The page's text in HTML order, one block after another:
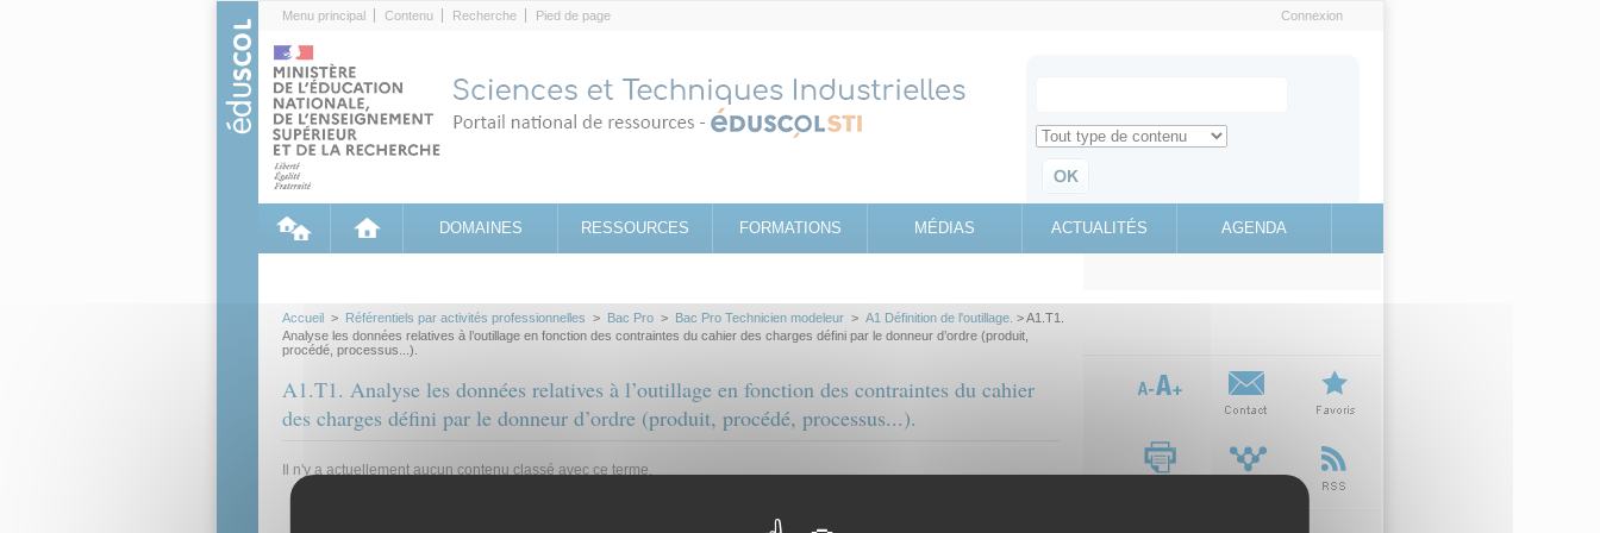
Menu principal Contenu Recherche Pied de page Connexion
Search for
Retrouvez toute l'information sur le site education.gouv.fr
DOMAINES RESSOURCES FORMATIONS MÉDIAS ACTUALITÉS AGENDA
Accueil > Référentiels par activités professionnelles > Bac Pro > Bac Pro Technicien modeleur > A1 Définition de l'outillage. > A1.T1.
Analyse les données relatives à l’outillage en fonction des contraintes du cahier des charges défini par le donneur d’ordre (produit,
procédé, processus...).
A1.T1. Analyse les données relatives à l’outillage en fonction des contraintes du cahier
des charges défini par le donneur d’ordre (produit, procédé, processus...).
Il n'y a actuellement aucun contenu classé avec ce terme.